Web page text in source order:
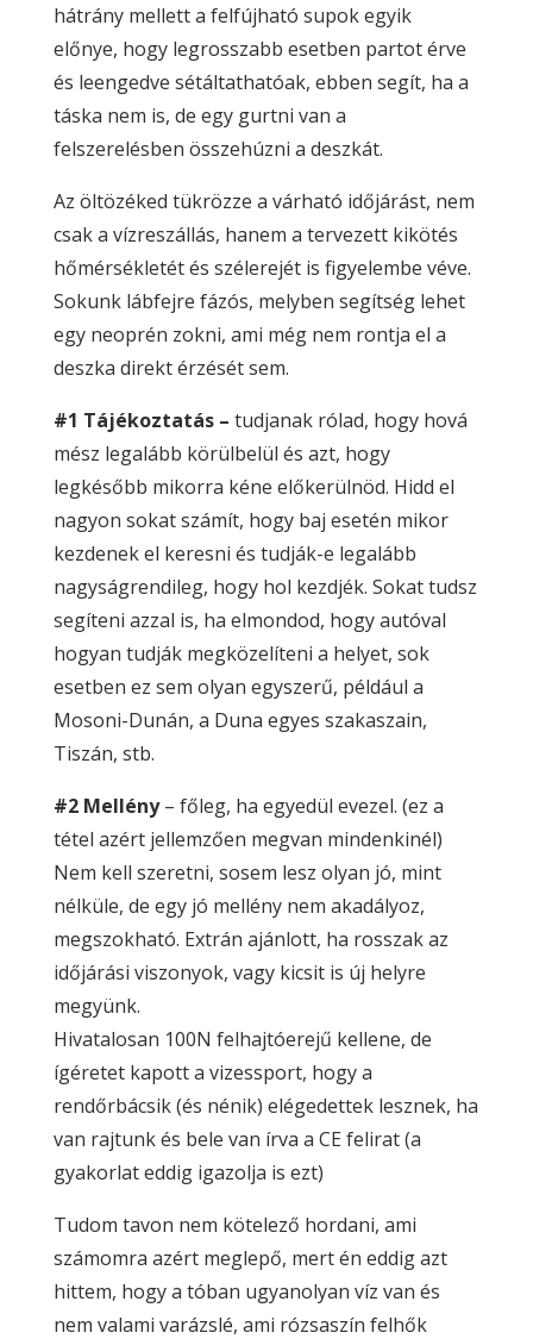
hátrány mellett a felfújható supok egyik
előnye, hogy legrosszabb esetben partot érve
és leengedve sétáltathatóak, ebben segít, ha a
táska nem is, de egy gurtni van a
felszerelésben összehúzni a deszkát.
Az öltözéked tükrözze a várható időjárást, nem
csak a vízreszállás, hanem a tervezett kikötés
hőmérsékletét és szélerejét is figyelembe véve.
Sokunk lábfejre fázós, melyben segítség lehet
egy neoprén zokni, ami még nem rontja el a
deszka direkt érzését sem.
#1 Tájékoztatás – tudjanak rólad, hogy hová
mész legalább körülbelül és azt, hogy
legkésőbb mikorra kéne előkerülnöd. Hidd el
nagyon sokat számít, hogy baj esetén mikor
kezdenek el keresni és tudják-e legalább
nagyságrendileg, hogy hol kezdjék. Sokat tudsz
segíteni azzal is, ha elmondod, hogy autóval
hogyan tudják megközelíteni a helyet, sok
esetben ez sem olyan egyszerű, például a
Mosoni-Dunán, a Duna egyes szakaszain,
Tiszán, stb.
#2 Mellény– főleg, ha egyedül evezel. (ez a
tétel azért jellemzően megvan mindenkinél)
Nem kell szeretni, sosem lesz olyan jó, mint
nélküle, de egy jó mellény nem akadályoz,
megszokható. Extrán ajánlott, ha rosszak az
időjárási viszonyok, vagy kicsit is új helyre
megyünk.
Hivatalosan 100N felhajtóerejű kellene, de
ígéretet kapott a vizessport, hogy a
rendőrbácsik (és nénik) elégedettek lesznek, ha
van rajtunk és bele van írva a CE felirat (a
gyakorlat eddig igazolja is ezt)
Tudom tavon nem kötelező hordani, ami
számomra azért meglepő, mert én eddig azt
hittem, hogy a tóban ugyanolyan víz van és
nem valami varázslé, ami rózsaszín felhők